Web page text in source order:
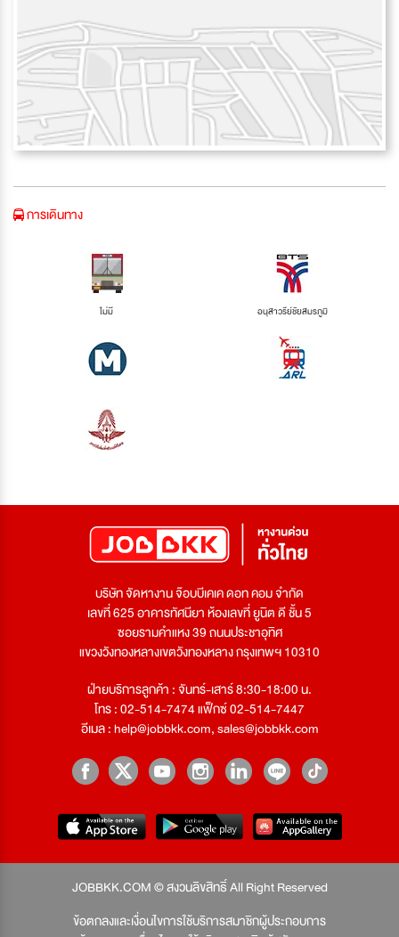
การเดินทาง
ไม่มี อนุสาวรีย์ชัยสมรภูมิ
บริษัท จัดหางาน จ๊อบบีเคเค ดอท คอม จำกัด
เลขที่ 625 อาคารทัศนียา ห้องเลขที่ ยูนิต ดี ชั้น 5
ซอยรามคำแหง 39 ถนนประชาอุทิศ
แขวงวังทองหลางเขตวังทองหลาง กรุงเทพฯ 10310
ฝ่ายบริการลูกค้า : จันทร์-เสาร์ 8:30-18:00 น.
โทร : 02-514-7474 แฟ็กซ์ 02-514-7447
อีเมล :help@jobbkk.com,sales@jobbkk.com
JOBBKK.COM © สงวนลิขสิทธิ์ All Right Reserved
ข้อตกลงและเงื่อนไขการใช้บริการสมาชิกผู้ประกอบการ